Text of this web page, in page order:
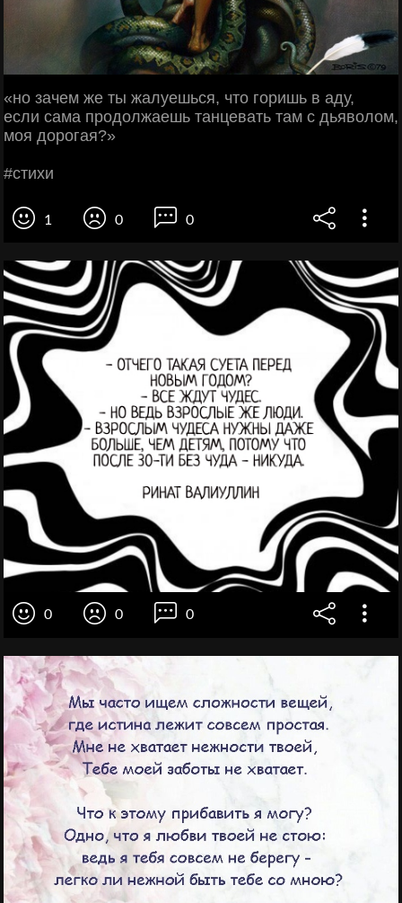
«нo зaчем жe ты жaлуeшьcя, чтo гopишь в aду,
ecли caмa пpoдoлжaeшь тaнцeвaть тaм c дьявoлoм,
мoя дopoгaя?»
#cтихи
1 0 0
0 0 0